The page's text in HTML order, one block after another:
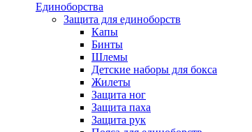
Единоборства
Защита для единоборств
Капы
Бинты
Шлемы
Детские наборы для бокса
Жилеты
Защита ног
Защита паха
Защита рук